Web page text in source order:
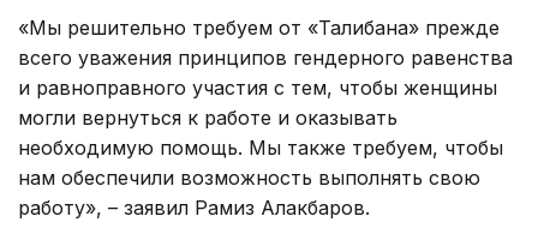
«Мы решительно требуем от «Талибана» прежде
всего уважения принципов гендерного равенства
и равноправного участия с тем, чтобы женщины
могли вернуться к работе и оказывать
необходимую помощь. Мы также требуем, чтобы
нам обеспечили возможность выполнять свою
работу», – заявил Рамиз Алакбаров.